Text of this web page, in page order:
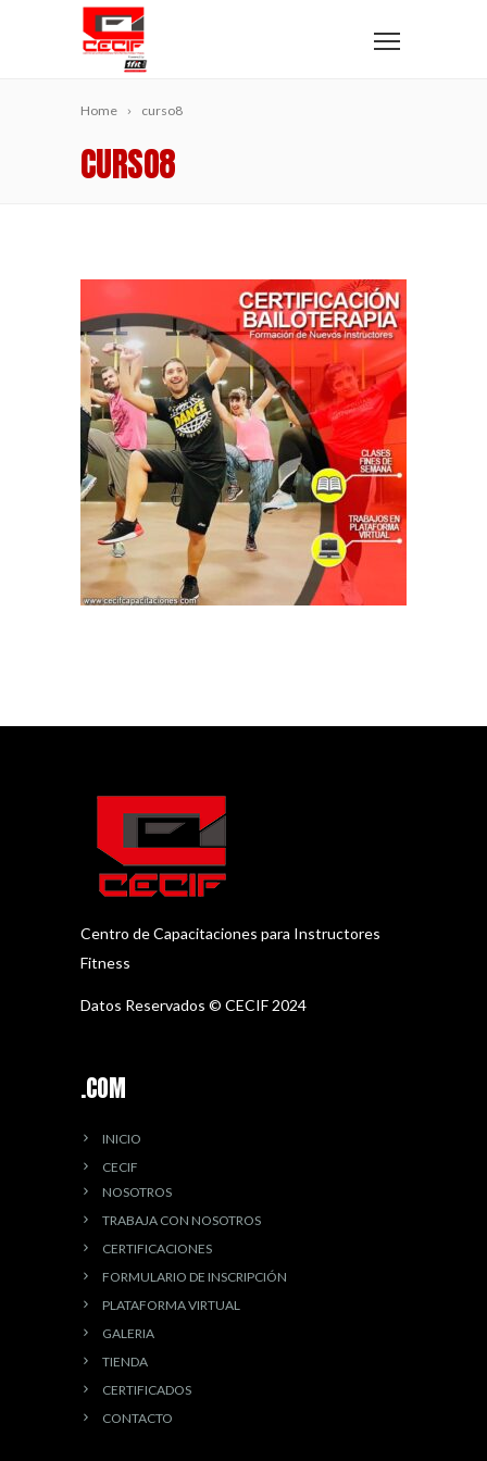
Home curso8
CURSO8
Centro de Capacitaciones para Instructores
Fitness
Datos Reservados © CECIF 2024
.COM
INICIO
CECIF
NOSOTROS
TRABAJA CON NOSOTROS
CERTIFICACIONES
FORMULARIO DE INSCRIPCIÓN
PLATAFORMA VIRTUAL
GALERIA
TIENDA
CERTIFICADOS
CONTACTO